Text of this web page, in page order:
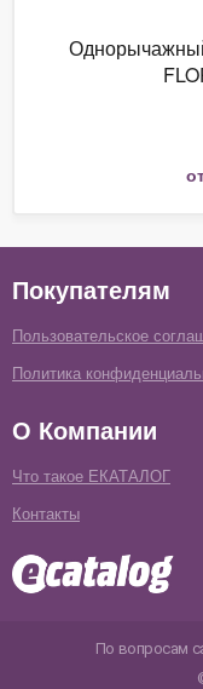
Покупателям
Пользовательское
Политика
О Компании
Что такое ЕКАТАЛОГ
Контакты
По вопросам